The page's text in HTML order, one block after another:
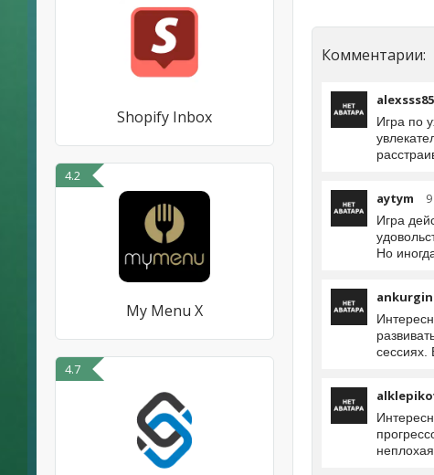
Shopify Inbox
4.2
My Menu X
4.7
Комментарии:
alexsss85
Игра по
aytym
Игра
Но
сессиях.